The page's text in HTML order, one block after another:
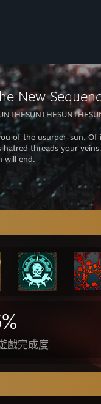
New
of the usurper-sun.
hatred threads your veins.
will end.
戲完成度